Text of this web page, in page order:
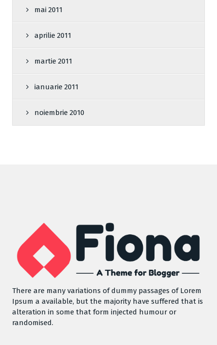
mai 2011
aprilie 2011
martie 2011
ianuarie 2011
noiembrie 2010
There are many variations of dummy passages of Lorem
Ipsum a available, but the majority have suffered that is
alteration in some that form injected humour or
randomised.